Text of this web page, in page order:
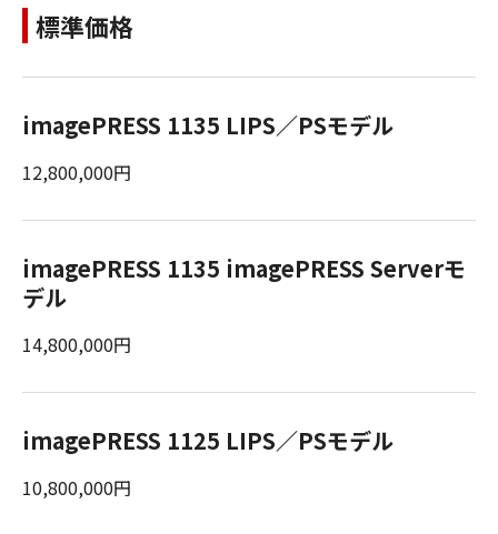
標準価格
imagePRESS 1135 LIPS／PSモデル
12,800,000円
imagePRESS 1135 imagePRESS Serverモ
デル
14,800,000円
imagePRESS 1125 LIPS／PSモデル
10,800,000円